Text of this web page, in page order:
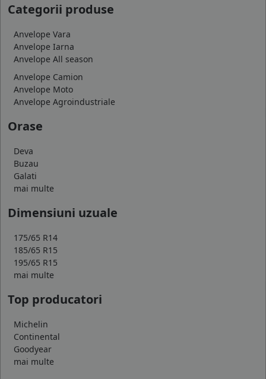
Categorii produse
Anvelope Vara
Anvelope Iarna
Anvelope All season
Anvelope Camion
Anvelope Moto
Anvelope Agroindustriale
Orase
Deva
Buzau
Galati
mai multe
Dimensiuni uzuale
175/65 R14
185/65 R15
195/65 R15
mai multe
Top producatori
Michelin
Continental
Goodyear
mai multe